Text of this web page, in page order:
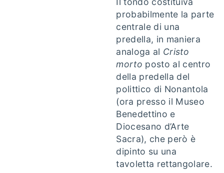
probabilmente la parte
centrale di una
predella, in maniera
analoga al Cristo
morto posto al centro
della predella del
polittico di Nonantola
(ora presso il Museo
Benedettino e
Diocesano d’Arte
Sacra), che però è
dipinto su una
tavoletta rettangolare.